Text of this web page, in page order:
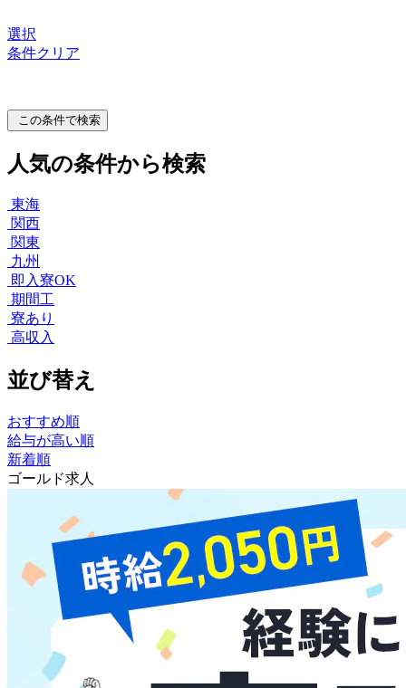
選択
条件クリア
この条件で検索
人気の条件から検索
東海
関西
関東
九州
即入寮OK
期間工
寮あり
高収入
並び替え
おすすめ順
給与が高い順
新着順
ゴールド求人